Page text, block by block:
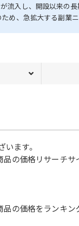
流入し、開設以来の長
め、急拡大する副業
ます。
の価格リサーチサ
の価格をランキン